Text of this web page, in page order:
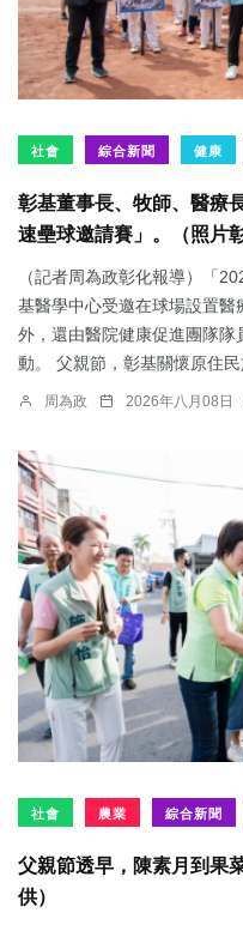
社會 綜合新聞 健康
彰基董事長、牧師、醫療
速壘球邀請賽」。（照片
（記者周為政彰化報導）「
基醫學中心受邀在球場設置
外，還由醫院健康促進團隊
動。 父親節，彰基關懷原住
周為政 2026年八月08日
社會 農業 綜合新聞
父親節透早，陳素月到果
供）